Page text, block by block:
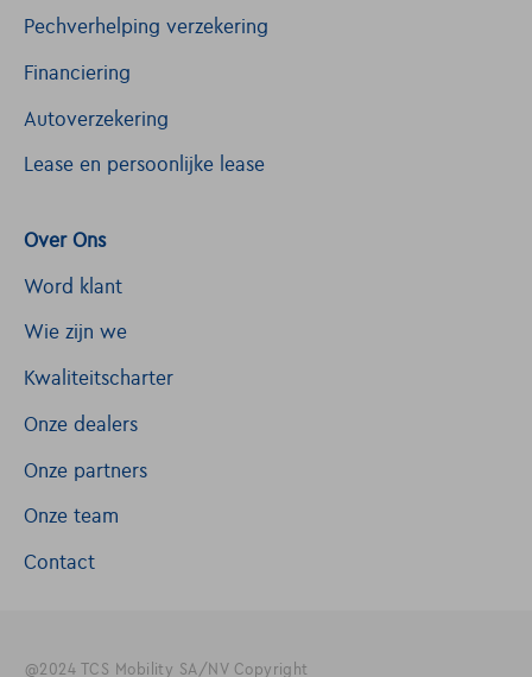
Pechverhelping verzekering
Financiering
Autoverzekering
Lease en persoonlijke lease
Over Ons
Word klant
Wie zijn we
Kwaliteitscharter
Onze dealers
Onze partners
Onze team
Contact
@2024 TCS Mobility SA/NV Copyright